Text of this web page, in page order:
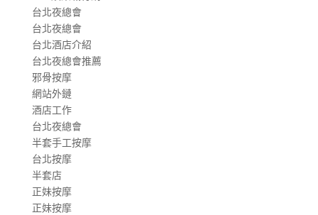
台北夜總會
台北夜總會
台北酒店介紹
台北夜總會推薦
邪骨按摩
網站外鏈
酒店工作
台北夜總會
半套手工按摩
台北按摩
半套店
正妹按摩
正妹按摩